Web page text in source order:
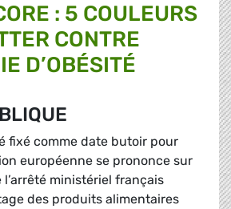
: 5 COULEURS
CONTRE
D’OBÉSITÉ
fixé comme date butoir pour
européenne se prononce sur
ministériel français
des produits alimentaires